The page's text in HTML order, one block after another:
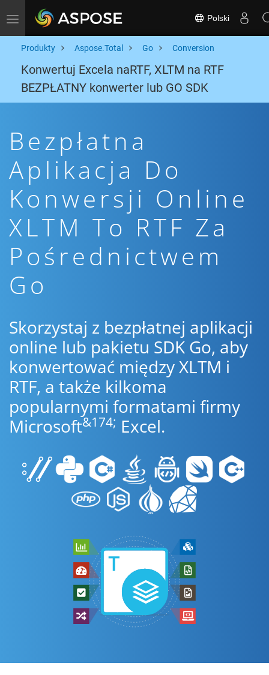
Toggle navigation Polski
Produkty Aspose.Total Go Conversion
Konwertuj Excela naRTF, XLTM na RTF
BEZPŁATNY konwerter lub GO SDK
Bezpłatna
Aplikacja Do
Konwersji Online
XLTM To RTF Za
Pośrednictwem
Go
Skorzystaj z bezpłatnej aplikacji
online lub pakietu SDK Go, aby
konwertować między XLTM i
RTF, a także kilkoma
popularnymi formatami firmy
Microsoft&174; Excel.